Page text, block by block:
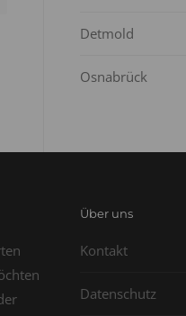
Detmold
Osnabrück
Über uns
Kontakt
Datenschutz